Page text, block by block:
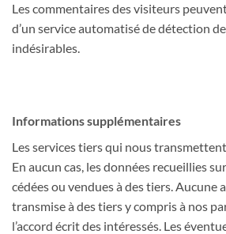
Les commentaires des visiteurs
d’un service automatisé de détection
indésirables.
Informations supplémentaires
Les services tiers qui nous
En aucun cas, les données recueillies
cédées ou vendues à des tiers. Aucune
transmise à des tiers y compris à nos
l’accord écrit des intéressés. Les